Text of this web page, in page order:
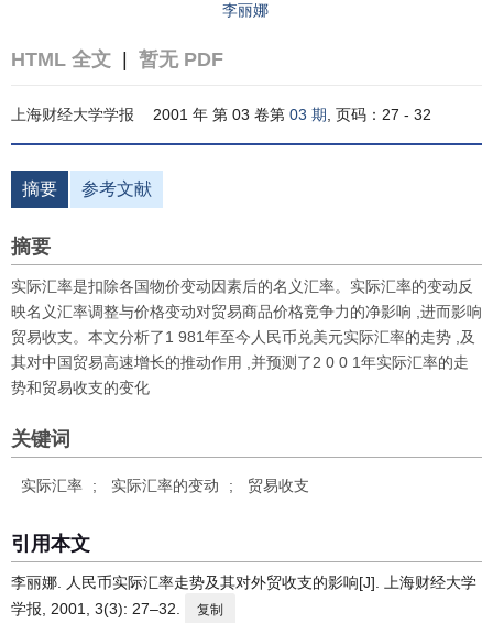
李丽娜
HTML 全文 暂无 PDF
上海财经大学学报 2001 年 第 03 卷第 03 期 , 页码：27 - 32
摘要 参考文献
摘要
实际汇率是扣除各国物价变动因素后的名义汇率。实际汇率的变动反
映名义汇率调整与价格变动对贸易商品价格竞争力的净影响 ,进而影响
贸易收支。本文分析了1 981年至今人民币兑美元实际汇率的走势 ,及
其对中国贸易高速增长的推动作用 ,并预测了2 0 0 1年实际汇率的走
势和贸易收支的变化
关键词
实际汇率 ; 实际汇率的变动 ; 贸易收支
引用本文
李丽娜. 人民币实际汇率走势及其对外贸收支的影响[J]. 上海财经大学
学报, 2001, 3(3): 27–32.
复制